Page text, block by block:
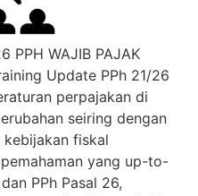
PPH WAJIB PAJAK
Update PPh 21/26
perpajakan di
seiring dengan
fiskal
yang up-to-
PPh Pasal 26,